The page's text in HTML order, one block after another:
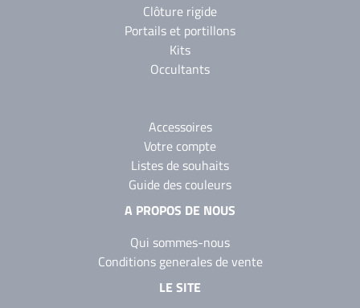
Clôture rigide
Portails et portillons
Kits
Occultants
Accessoires
Votre compte
Listes de souhaits
Guide des couleurs
A PROPOS DE NOUS
Qui sommes-nous
Conditions generales de vente
LE SITE